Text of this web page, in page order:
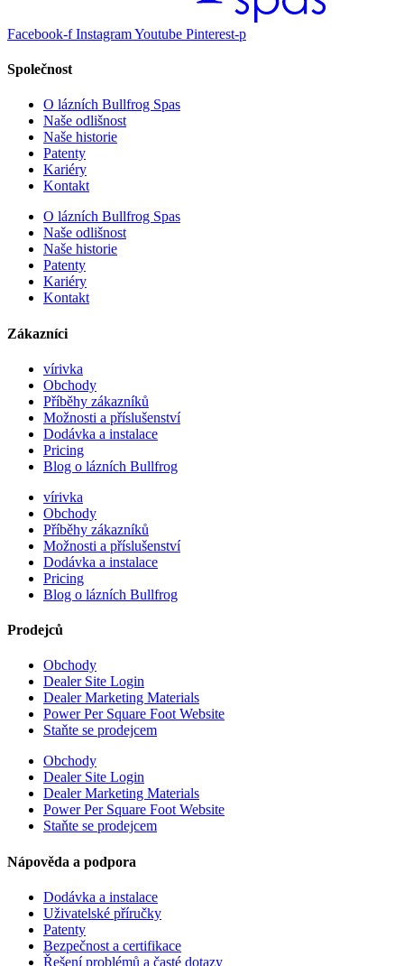
Facebook-f InstagramYoutube Pinterest-p
Společnost
O lázních Bullfrog Spas
Naše odlišnost
Naše historie
Patenty
Kariéry
Kontakt
O lázních Bullfrog Spas
Naše odlišnost
Naše historie
Patenty
Kariéry
Kontakt
Zákazníci
vírivka
Obchody
Příběhy zákazníků
Možnosti a příslušenství
Dodávka a instalace
Pricing
Blog o lázních Bullfrog
vírivka
Obchody
Příběhy zákazníků
Možnosti a příslušenství
Dodávka a instalace
Pricing
Blog o lázních Bullfrog
Prodejců
Obchody
Dealer Site Login
Dealer Marketing Materials
Power Per Square Foot Website
Staňte se prodejcem
Obchody
Dealer Site Login
Dealer Marketing Materials
Power Per Square Foot Website
Staňte se prodejcem
Nápověda a podpora
Dodávka a instalace
Uživatelské příručky
Patenty
Bezpečnost a certifikace
Řešení problémů a časté dotazy